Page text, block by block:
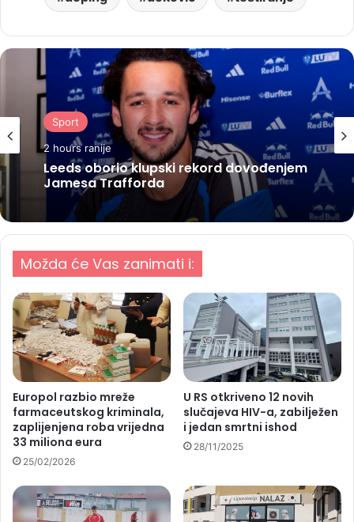
Sport
2 hours ranije
Leeds oborio klupski rekord dovođenjem
Jamesa Trafforda
Možda će Vas zanimati i:
Europol razbio mreže
farmaceutskog kriminala,
zaplijenjena roba vrijedna
33 miliona eura
25/02/2026
U RS otkriveno 12 novih
slučajeva HIV-a, zabilježen
i jedan smrtni ishod
28/11/2025